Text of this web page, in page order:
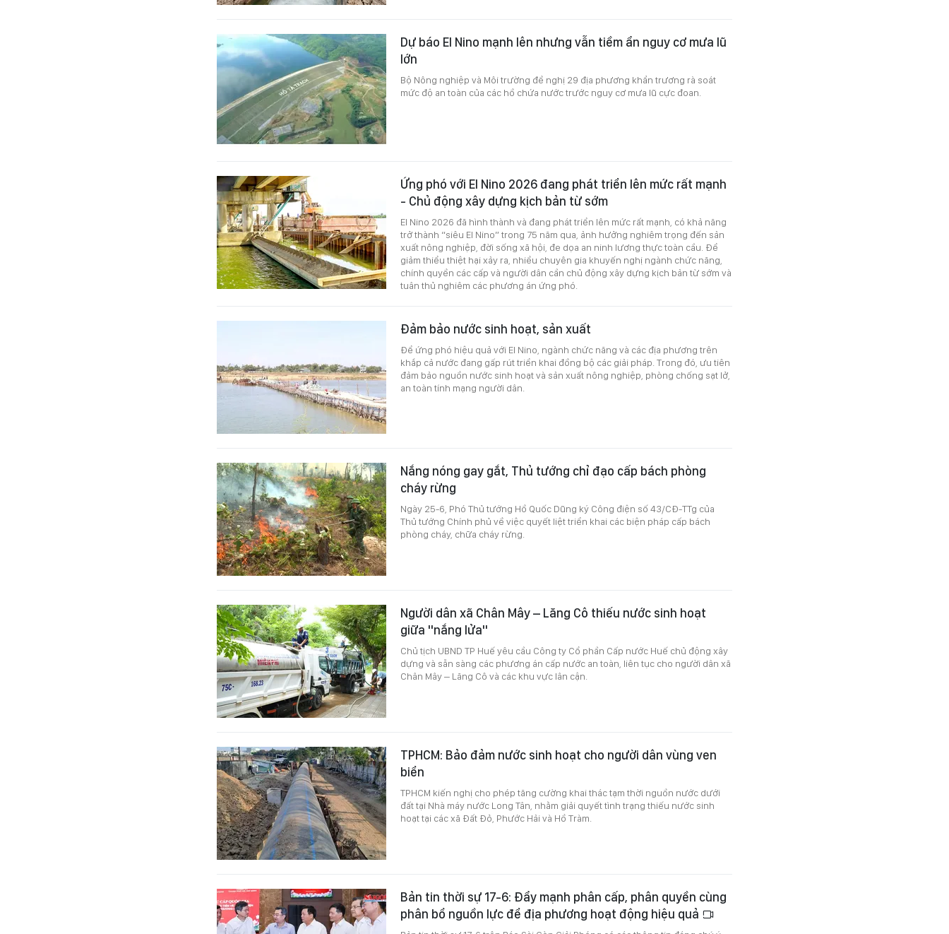
Dự báo El Nino mạnh lên nhưng vẫn tiềm ẩn nguy cơ mưa lũ
lớn
Bộ Nông nghiệp và Môi trường đề nghị 29 địa phương khẩn trương rà soát
mức độ an toàn của các hồ chứa nước trước nguy cơ mưa lũ cực đoan.
Ứng phó với El Nino 2026 đang phát triển lên mức rất mạnh
- Chủ động xây dựng kịch bản từ sớm
El Nino 2026 đã hình thành và đang phát triển lên mức rất mạnh, có khả năng
trở thành “siêu El Nino” trong 75 năm qua, ảnh hưởng nghiêm trọng đến sản
xuất nông nghiệp, đời sống xã hội, đe dọa an ninh lương thực toàn cầu. Để
giảm thiểu thiệt hại xảy ra, nhiều chuyên gia khuyến nghị ngành chức năng,
chính quyền các cấp và người dân cần chủ động xây dựng kịch bản từ sớm và
tuân thủ nghiêm các phương án ứng phó.
Đảm bảo nước sinh hoạt, sản xuất
Để ứng phó hiệu quả với El Nino, ngành chức năng và các địa phương trên
khắp cả nước đang gấp rút triển khai đồng bộ các giải pháp. Trong đó, ưu tiên
đảm bảo nguồn nước sinh hoạt và sản xuất nông nghiệp, phòng chống sạt lở,
an toàn tính mạng người dân.
Nắng nóng gay gắt, Thủ tướng chỉ đạo cấp bách phòng
cháy rừng
Ngày 25-6, Phó Thủ tướng Hồ Quốc Dũng ký Công điện số 43/CĐ-TTg của
Thủ tướng Chính phủ về việc quyết liệt triển khai các biện pháp cấp bách
phòng cháy, chữa cháy rừng.
Người dân xã Chân Mây – Lăng Cô thiếu nước sinh hoạt
giữa "nắng lửa"
Chủ tịch UBND TP Huế yêu cầu Công ty Cổ phần Cấp nước Huế chủ động xây
dựng và sẵn sàng các phương án cấp nước an toàn, liên tục cho người dân xã
Chân Mây – Lăng Cô và các khu vực lân cận.
TPHCM: Bảo đảm nước sinh hoạt cho người dân vùng ven
biển
TPHCM kiến nghị cho phép tăng cường khai thác tạm thời nguồn nước dưới
đất tại Nhà máy nước Long Tân, nhằm giải quyết tình trạng thiếu nước sinh
hoạt tại các xã Đất Đỏ, Phước Hải và Hồ Tràm.
Bản tin thời sự 17-6: Đẩy mạnh phân cấp, phân quyền cùng
phân bổ nguồn lực để địa phương hoạt động hiệu quả